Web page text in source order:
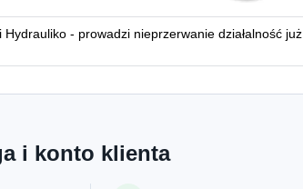
Hydrauliko - prowadzi nieprzerwanie działalność już
i konto klienta